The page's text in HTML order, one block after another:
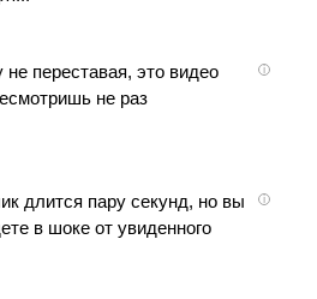
i
не переставая, это видео
не раз
i
длится пару секунд, но вы
в шоке от увиденного